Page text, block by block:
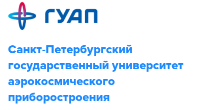
Санкт-Петербургский
государственный университет
аэрокосмического
приборостроения